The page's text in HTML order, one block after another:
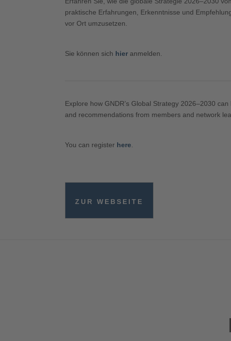
praktische Erfahrungen, Erkenntnisse und
vor Ort umzusetzen.
Sie können sich hier anmelden.
Explore how GNDR’s Global Strategy 2026–2030
and recommendations from members and network
You can register here
ZUR WEBSEITE